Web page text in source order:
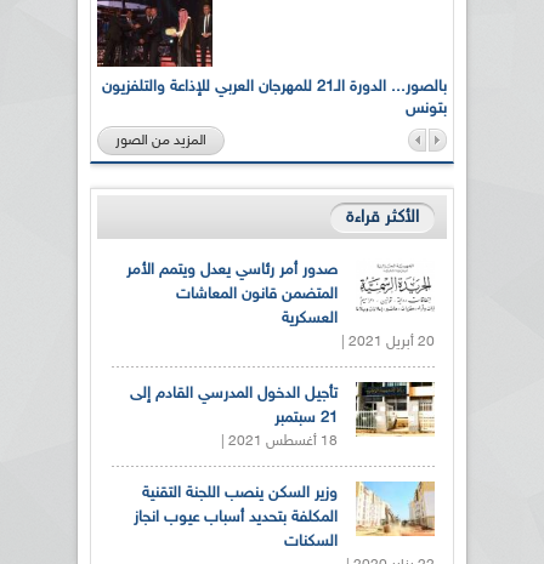
بالصور... الدورة الـ21 للمهرجان العربي للإذاعة والتلفزيون
بتونس
المزيد من الصور
الأكثر قراءة
صدور أمر رئاسي يعدل ويتمم الأمر
المتضمن قانون المعاشات
العسكرية
20 أبريل 2021 |
تأجيل الدخول المدرسي القادم إلى
21 سبتمبر
18 أغسطس 2021 |
وزير السكن ينصب اللجنة التقنية
المكلفة بتحديد أسباب عيوب انجاز
السكنات